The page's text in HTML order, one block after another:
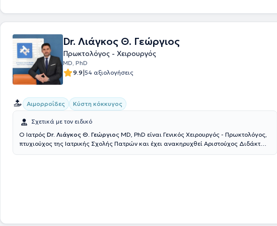
υγεία του από την αρχή μέχρι το τέλος, δηλαδή από τη διάγνωση μέχρι και τη
θεραπεία.
Dr. Λιάγκος Θ. Γεώργιος
Πρωκτολόγος - Χειρουργός
MD, PhD
9.9|54 αξιολογήσεις
Αιμορροΐδες Κύστη κόκκυγος
Σχετικά με τον ειδικό
Ο Ιατρός Dr. Λιάγκος Θ. Γεώργιος ΜD, PhD είναι Γενικός Χειρουργός - Πρωκτολόγος,
πτυχιούχος της Ιατρικής Σχολής Πατρών και έχει ανακηρυχθεί Αριστούχος Διδάκτωρ